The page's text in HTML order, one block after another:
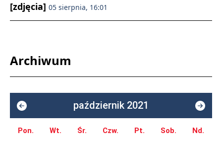
[zdjęcia] 05 sierpnia, 16:01
Archiwum
październik 2021
Pon. Wt. Śr. Czw. Pt. Sob. Nd.